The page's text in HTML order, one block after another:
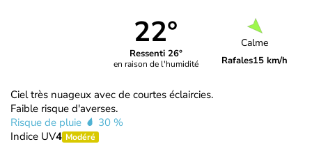
22°
Ressenti 26°
en raison de l'humidité
Calme
Rafales15 km/h
Ciel très nuageux avec de courtes éclaircies.
Faible risque d'averses.
Risque de pluie
30 %
Indice UV4 Modéré